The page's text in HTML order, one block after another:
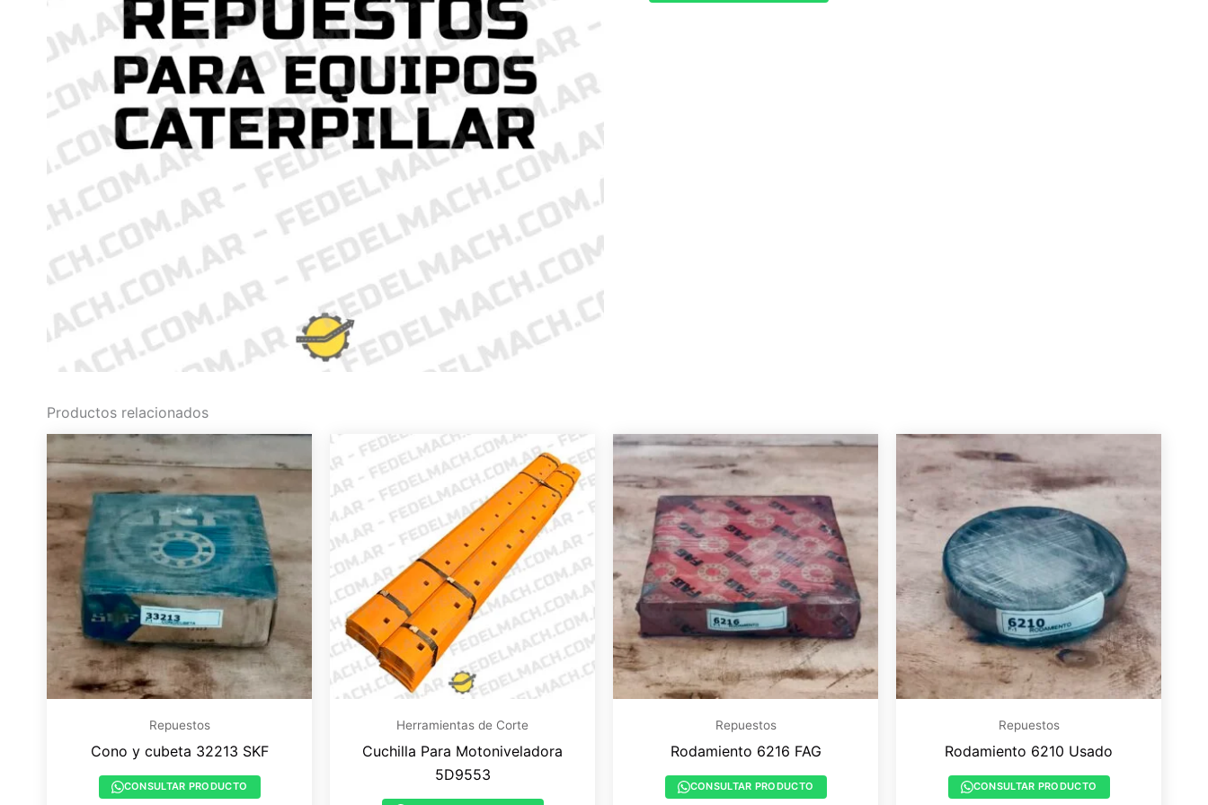
Productos relacionados
Repuestos
Cono y cubeta 32213 SKF
CONSULTAR PRODUCTO
Herramientas de Corte
Cuchilla Para Motoniveladora
5D9553
Repuestos
Rodamiento 6216 FAG
CONSULTAR PRODUCTO
Repuestos
Rodamiento 6210 Usado
CONSULTAR PRODUCTO